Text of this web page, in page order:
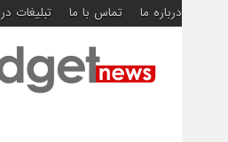
درباره ما تماس با ما تبلیغات